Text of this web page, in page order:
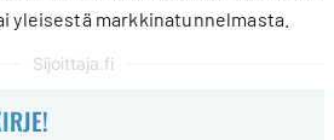
markkinatunnelmasta.
Sijoittaja.fi